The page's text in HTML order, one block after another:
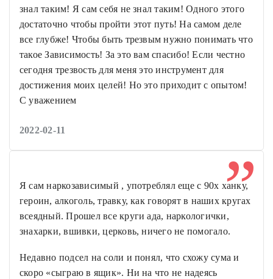
знал таким! Я сам себя не знал таким! Одного этого
достаточно чтобы пройти этот путь! На самом деле
все глубже! Чтобы быть трезвым нужно понимать что
такое Зависимость! За это вам спасибо! Если честно
сегодня трезвость для меня это инструмент для
достижения моих целей! Но это приходит с опытом!
С уважением
2022-02-11
Я сам наркозависимый , употреблял еще с 90х ханку,
героин, алкоголь, травку, как говорят в наших кругах
всеядный. Прошел все круги ада, наркологички,
знахарки, вшивки, церковь, ничего не помогало.
Недавно подсел на соли и понял, что схожу сума и
скоро «сыграю в ящик». Ни на что не надеясь